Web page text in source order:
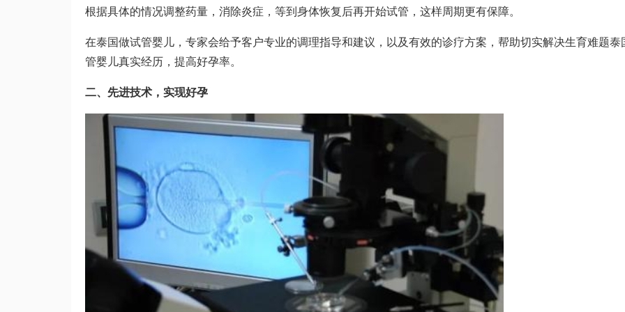
根据具体的情况调整药量，消除炎症，等到身体恢复后再开始试管，这样周期更有保障。
在泰国做试管婴儿，专家会给予客户专业的调理指导和建议，以及有效的诊疗方案，帮助切实解决生育难题泰
管婴儿真实经历 ，提高好孕率。
二、先进技术，实现好孕